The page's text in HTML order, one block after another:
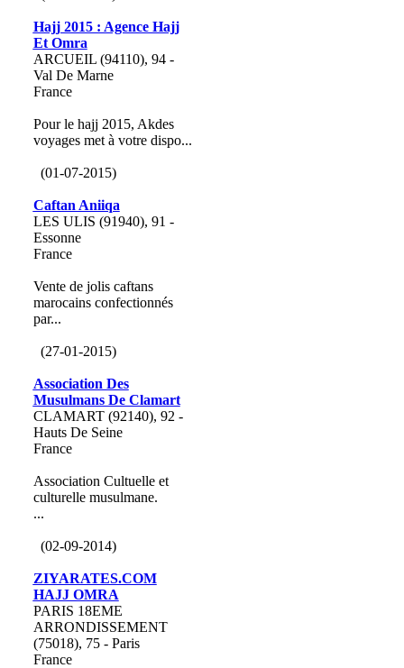
Hajj 2015 : Agence Hajj
Et Omra
ARCUEIL (94110), 94 -
Val De Marne
France
Pour le hajj 2015, Akdes
voyages met à votre dispo...
(01-07-2015)
Caftan Aniiqa
LES ULIS (91940), 91 -
Essonne
France
Vente de jolis caftans
marocains confectionnés
par...
(27-01-2015)
Association Des
Musulmans De Clamart
CLAMART (92140), 92 -
Hauts De Seine
France
Association Cultuelle et
culturelle musulmane.
...
(02-09-2014)
ZIYARATES.COM
HAJJ OMRA
PARIS 18EME
ARRONDISSEMENT
(75018), 75 - Paris
France